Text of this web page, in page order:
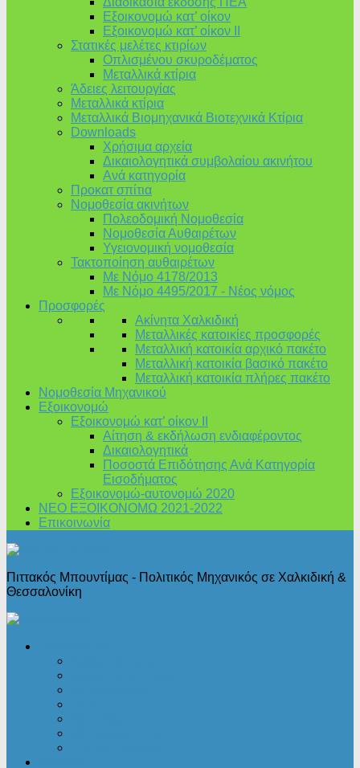
Εξοικονομώ κατ’ οίκoν
Εξοικονομώ κατ’ οίκον II
Στατικές μελέτες κτιρίων
Οπλισμένου σκυροδέματος
Μεταλλικά κτίρια
Άδειες λειτουργίας
Μεταλλικά κτίρια
Μεταλλικά Βιομηχανικά Βιοτεχνικά Κτίρια
Downloads
Χρήσιμα αρχεία
Δικαιολογητικά συμβολαίου ακινήτου
Ανά κατηγορία
Προκατ σπίτια
Νομοθεσία ακινήτων
Πολεοδομική Νομοθεσία
Νομοθεσία Αυθαιρέτων
Υγειονομική νομοθεσία
Τακτοποίηση αυθαιρέτων
Με Νόμο 4178/2013
Με Νόμο 4495/2017 - Νέος νόμος
Προσφορές
Ακίνητα Χαλκιδική
Μεταλλικές κατοικίες προσφορές
Μεταλλική κατοικία αρχικό πακέτο
Μεταλλική κατοικία βασικό πακέτο
Μεταλλική κατοικία πλήρες πακέτο
Νομοθεσία Μηχανικού
Εξοικονομώ
Εξοικονομώ κατ’ οίκον II
Αίτηση & εκδήλωση ενδιαφέροντος
Δικαιολογητικά
Ποσοστά Επιδότησης Ανά Κατηγορία
Εισοδήματος
Εξοικονομώ-αυτονομώ 2020
ΝΕΟ ΕΞΟΙΚΟΝΟΜΩ 2021-2022
Επικοινωνία
Πιττακός Μπουντίμας - Πολιτικός Μηχανικός σε Χαλκιδική &
Θεσσαλονίκη